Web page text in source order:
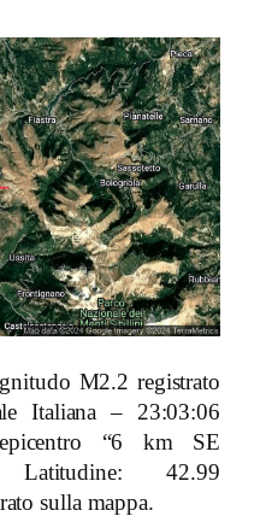
M2.2 registrato
Italiana – 23:03:06
“6 km SE
42.99
sulla mappa.